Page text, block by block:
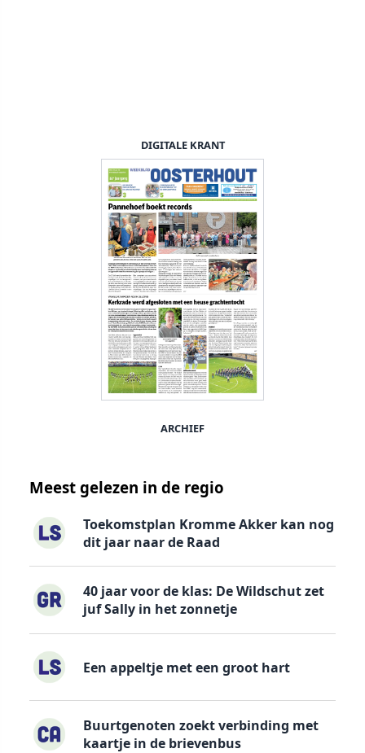
DIGITALE KRANT
ARCHIEF
Meest gelezen in de regio
Toekomstplan Kromme Akker kan nog
dit jaar naar de Raad
40 jaar voor de klas: De Wildschut zet
juf Sally in het zonnetje
Een appeltje met een groot hart
Buurtgenoten zoekt verbinding met
kaartje in de brievenbus